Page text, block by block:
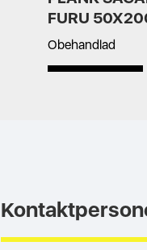
FURU
Obehandlad